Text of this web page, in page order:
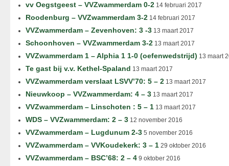
vv Oegstgeest – VVZwammerdam 0-2 14 februari 2017
Roodenburg – VVZwammerdam 3-2 14 februari 2017
VVZwammerdam – Zevenhoven: 3 -3 13 maart 2017
Schoonhoven – VVZwammerdam 3-2 13 maart 2017
VVZwammerdam 1 – Alphia 1 1-0 (oefenwedstrijd) 13 maart
Te gast bij v.v. Kethel-Spaland 13 maart 2017
VVZwammerdam verslaat LSVV’70: 5 – 2 13 maart 2017
Nieuwkoop – VVZwammerdam: 4 – 3 13 maart 2017
VVZwammerdam – Linschoten : 5 – 1 13 maart 2017
WDS – VVZwammerdam: 2 – 3 12 november 2016
VVZwammerdam – Lugdunum 2-3 5 november 2016
VVZwammerdam – VVKoudekerk: 3 – 1 29 oktober 2016
VVZwammerdam – BSC’68: 2 – 4 9 oktober 2016